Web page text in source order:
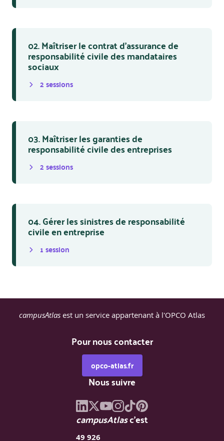
02. Maîtriser le contrat d’assurance de
responsabilité civile des mandataires
sociaux
2sessions
03. Maîtriser les garanties de
responsabilité civile des entreprises
2sessions
04. Gérer les sinistres de responsabilité
civile en entreprise
1session
campusAtlas est un service appartenant à l'OPCO Atlas
Pour nous contacter
opco-atlas.fr
Nous suivre
campusAtlasc'est
49 926